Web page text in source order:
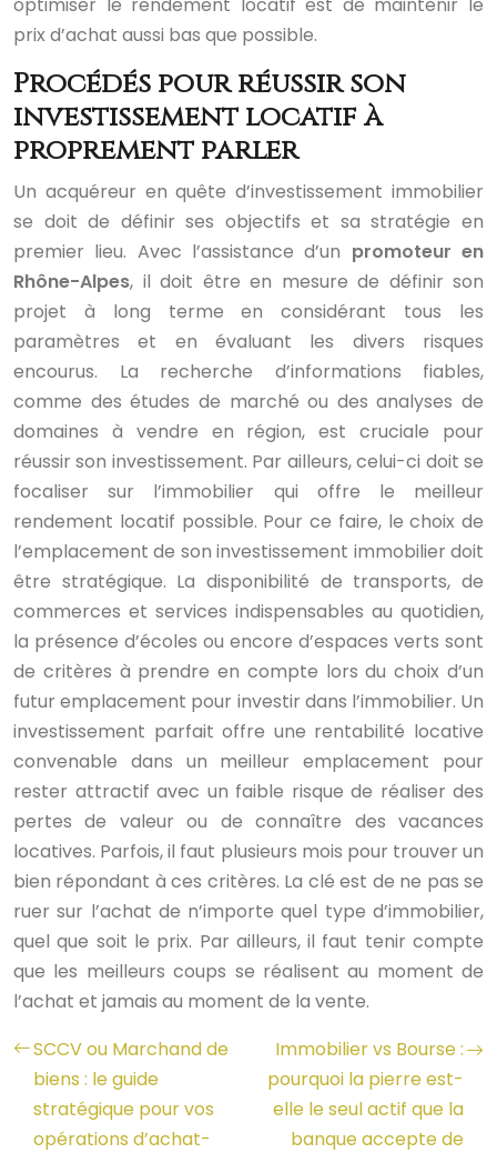
prix d’achat aussi bas que possible.
Procédés pour réussir son
investissement locatif à
proprement parler
Un acquéreur en quête d’investissement immobilier
se doit de définir ses objectifs et sa stratégie en
premier lieu. Avec l’assistance d’un promoteur en
Rhône-Alpes, il doit être en mesure de définir son
projet à long terme en considérant tous les
paramètres et en évaluant les divers risques
encourus. La recherche d’informations fiables,
comme des études de marché ou des analyses de
domaines à vendre en région, est cruciale pour
réussir son investissement. Par ailleurs, celui-ci doit se
focaliser sur l’immobilier qui offre le meilleur
rendement locatif possible. Pour ce faire, le choix de
l’emplacement de son investissement immobilier doit
être stratégique. La disponibilité de transports, de
commerces et services indispensables au quotidien,
la présence d’écoles ou encore d’espaces verts sont
de critères à prendre en compte lors du choix d’un
futur emplacement pour investir dans l’immobilier. Un
investissement parfait offre une rentabilité locative
convenable dans un meilleur emplacement pour
rester attractif avec un faible risque de réaliser des
pertes de valeur ou de connaître des vacances
locatives. Parfois, il faut plusieurs mois pour trouver un
bien répondant à ces critères. La clé est de ne pas se
ruer sur l’achat de n’importe quel type d’immobilier,
quel que soit le prix. Par ailleurs, il faut tenir compte
que les meilleurs coups se réalisent au moment de
l’achat et jamais au moment de la vente.
SCCV ou Marchand de
biens : le guide
stratégique pour vos
opérations d’achat-
Immobilier vs Bourse :
pourquoi la pierre est-
elle le seul actif que la
banque accepte de